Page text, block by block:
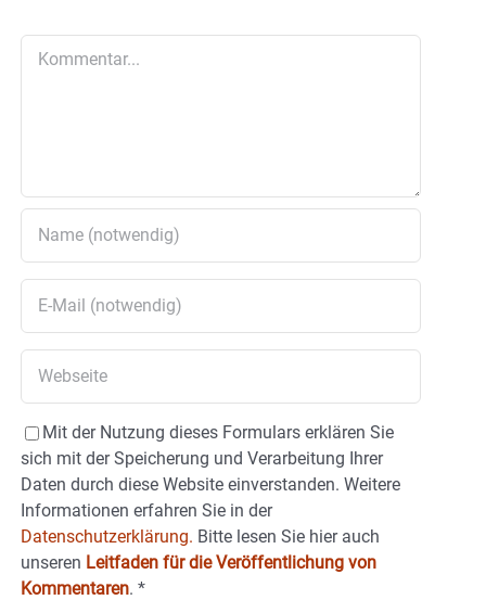
Mit der Nutzung dieses Formulars erklären Sie
sich mit der Speicherung und Verarbeitung Ihrer
Daten durch diese Website einverstanden. Weitere
Informationen erfahren Sie in der
Datenschutzerklärung. Bitte lesen Sie hier auch
unseren Leitfaden für die Veröffentlichung von
Kommentaren. *